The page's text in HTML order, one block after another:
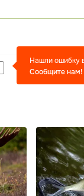
Нашли ошибку
Сообщите нам!